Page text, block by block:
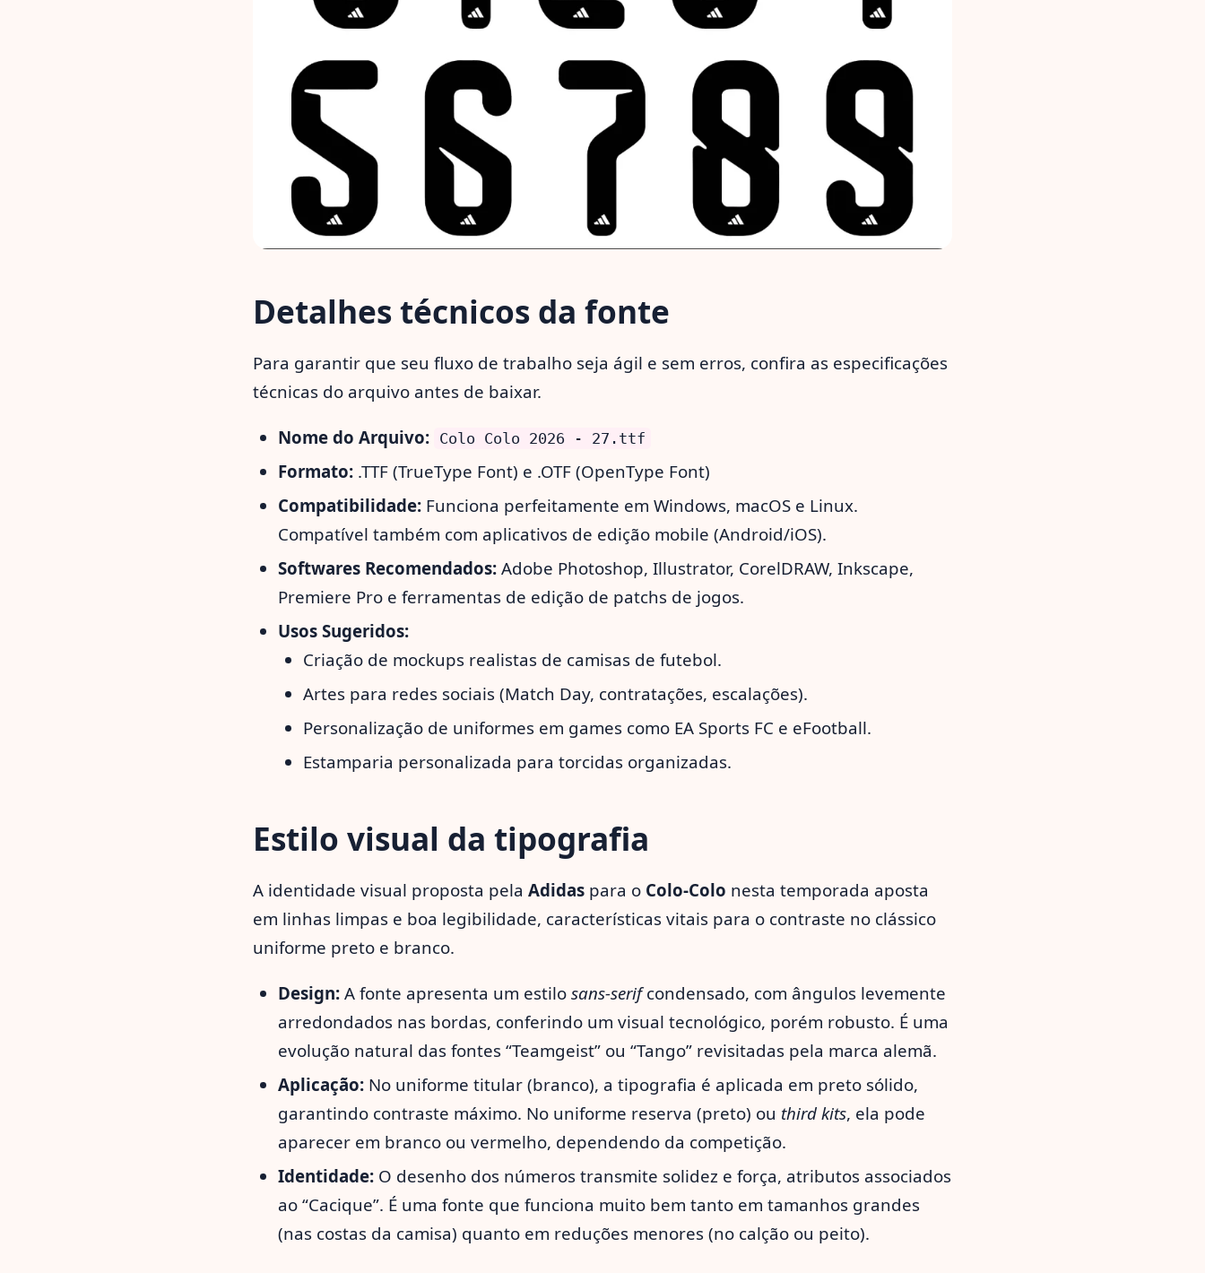
Detalhes técnicos da fonte
Para garantir que seu fluxo de trabalho seja ágil e sem erros, confira as especificações
técnicas do arquivo antes de baixar.
Nome do Arquivo: Colo Colo 2026 - 27.ttf
Formato: .TTF (TrueType Font) e .OTF (OpenType Font)
Compatibilidade: Funciona perfeitamente em Windows, macOS e Linux.
Compatível também com aplicativos de edição mobile (Android/iOS).
Softwares Recomendados: Adobe Photoshop, Illustrator, CorelDRAW, Inkscape,
Premiere Pro e ferramentas de edição de patchs de jogos.
Usos Sugeridos:
Criação de mockups realistas de camisas de futebol.
Artes para redes sociais (Match Day, contratações, escalações).
Personalização de uniformes em games como EA Sports FC e eFootball.
Estamparia personalizada para torcidas organizadas.
Estilo visual da tipografia
A identidade visual proposta pela Adidas para o Colo-Colo nesta temporada aposta
em linhas limpas e boa legibilidade, características vitais para o contraste no clássico
uniforme preto e branco.
Design: A fonte apresenta um estilosans-serifcondensado, com ângulos levemente
arredondados nas bordas, conferindo um visual tecnológico, porém robusto. É uma
evolução natural das fontes “Teamgeist” ou “Tango” revisitadas pela marca alemã.
Aplicação: No uniforme titular (branco), a tipografia é aplicada em preto sólido,
garantindo contraste máximo. No uniforme reserva (preto) ou third kits, ela pode
aparecer em branco ou vermelho, dependendo da competição.
Identidade: O desenho dos números transmite solidez e força, atributos associados
ao “Cacique”. É uma fonte que funciona muito bem tanto em tamanhos grandes
(nas costas da camisa) quanto em reduções menores (no calção ou peito).